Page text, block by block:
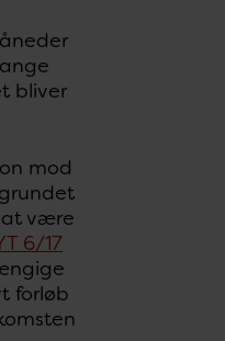
bliver
mod
at være
6/17
forløb